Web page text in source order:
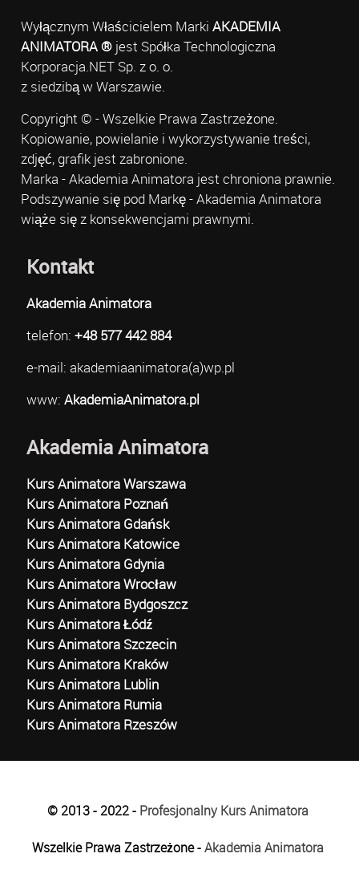
Wyłącznym Właścicielem Marki AKADEMIA
ANIMATORA ®jest Spółka Technologiczna
Korporacja.NET Sp. z o. o.
z siedzibą w Warszawie.
Copyright © - Wszelkie Prawa Zastrzeżone.
Kopiowanie, powielanie i wykorzystywanie treści,
zdjęć, grafik jest zabronione.
Marka - Akademia Animatora jest chroniona prawnie.
Podszywanie się pod Markę - Akademia Animatora
wiąże się z konsekwencjami prawnymi.
Kontakt
Akademia Animatora
telefon: +48 577 442 884
e-mail: akademiaanimatora(a)wp.pl
www: AkademiaAnimatora.pl
Akademia Animatora
Kurs Animatora Warszawa
Kurs Animatora Poznań
Kurs Animatora Gdańsk
Kurs Animatora Katowice
Kurs Animatora Gdynia
Kurs Animatora Wrocław
Kurs Animatora Bydgoszcz
Kurs Animatora Łódź
Kurs Animatora Szczecin
Kurs Animatora Kraków
Kurs Animatora Lublin
Kurs Animatora Rumia
Kurs Animatora Rzeszów
© 2013 - 2022 - Profesjonalny Kurs Animatora
Wszelkie Prawa Zastrzeżone -Akademia Animatora